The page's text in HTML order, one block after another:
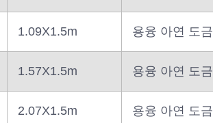
1.09X1.5m 용융 아연 도금
1.57X1.5m 용융 아연 도금
2.07X1.5m 용융 아연 도금